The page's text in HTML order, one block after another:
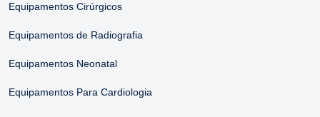
Equipamentos Cirúrgicos
Equipamentos de Radiografia
Equipamentos Neonatal
Equipamentos Para Cardiologia